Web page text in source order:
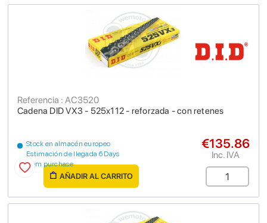
Cadena DID VX3 - 525x112 - reforzada - con retenes
Referencia : AC3520
Stock en almacén europeo
Estimación de llegada 6 Days
from purchase
€135.86
Inc. IVA
AÑADIR AL CARRITO